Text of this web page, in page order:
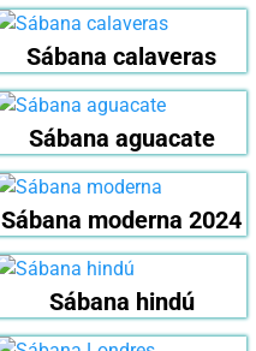
Sábana calaveras
Sábana aguacate
Sábana moderna 2024
Sábana hindú